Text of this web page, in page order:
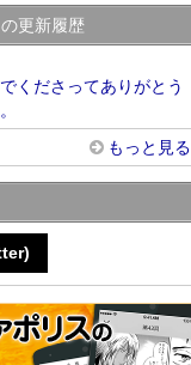
更新履歴
くださってありがとう
もっと見る